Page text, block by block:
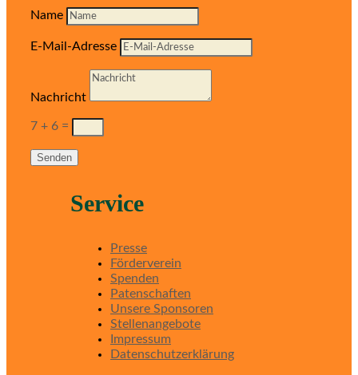
Name
E-Mail-Adresse
Nachricht
7 + 6 =
Senden
Service
Presse
Förderverein
Spenden
Patenschaften
Unsere Sponsoren
Stellenangebote
Impressum
Datenschutzerklärung